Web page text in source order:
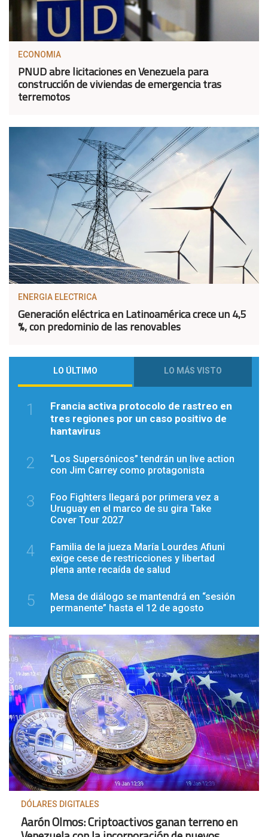
ECONOMIA
PNUD abre licitaciones en Venezuela para
construcción de viviendas de emergencia tras
terremotos
ENERGIA ELECTRICA
Generación eléctrica en Latinoamérica crece un 4,5
%, con predominio de las renovables
LO ÚLTIMO LO MÁS VISTO
1
Francia activa protocolo de rastreo en
tres regiones por un caso positivo de
hantavirus
2
“Los Supersónicos” tendrán un live action
con Jim Carrey como protagonista
3
Foo Fighters llegará por primera vez a
Uruguay en el marco de su gira Take
Cover Tour 2027
4
Familia de la jueza María Lourdes Afiuni
exige cese de restricciones y libertad
plena ante recaída de salud
5
Mesa de diálogo se mantendrá en “sesión
permanente” hasta el 12 de agosto
DÓLARES DIGITALES
Aarón Olmos: Criptoactivos ganan terreno en